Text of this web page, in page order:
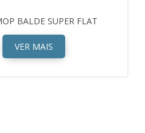
BALDE SUPER FLAT
VER MAIS